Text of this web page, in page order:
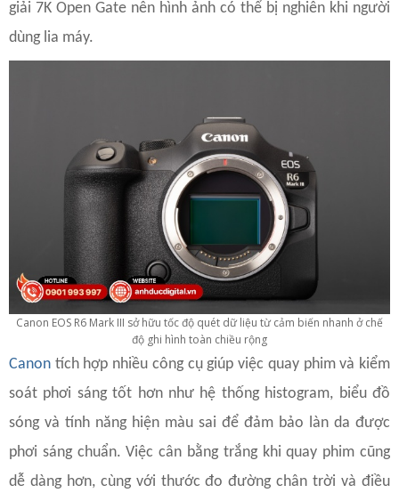
giải 7K Open Gate nên hình ảnh có thể bị nghiên khi người
dùng lia máy.
Canon EOS R6 Mark III sở hữu tốc độ quét dữ liệu từ cảm biến nhanh ở chế
độ ghi hình toàn chiều rộng
Canon tích hợp nhiều công cụ giúp việc quay phim và kiểm
soát phơi sáng tốt hơn như hệ thống histogram, biểu đồ
sóng và tính năng hiện màu sai để đảm bảo làn da được
phơi sáng chuẩn. Việc cân bằng trắng khi quay phim cũng
dễ dàng hơn, cùng với thước đo đường chân trời và điều